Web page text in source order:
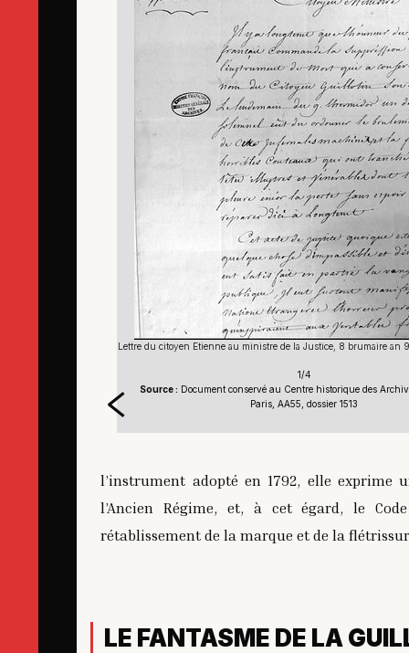
Lettre du citoyen Etienne au ministre de la Justice, 8 brumaire an
1/4
Source : Document conservé au Centre historique des
Paris, AA55, dossier 1513
l’instrument adopté en 1792, elle
l’Ancien Régime, et, à cet égard, le
rétablissement de la marque et de la
LE FANTASME DE LA